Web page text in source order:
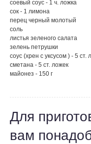
соевый соус - 1 ч. ложка
сок - 1 лимона
перец черный молотый
соль
листья зеленого салата
зелень петрушки
соус (хрен с уксусом ) - 5 ст.
сметана - 5 ст. ложек
майонез - 150 г
Для
вам